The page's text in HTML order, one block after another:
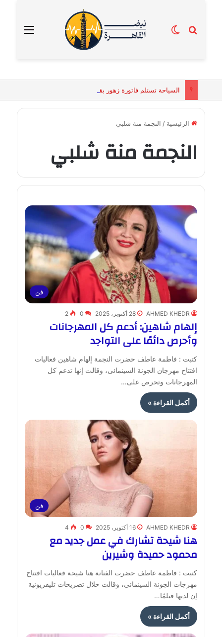
القائمة بحث عنالوضع المظلم
الرئيسية / النجمة منة شلبي
النجمة منة شلبي
فن
AHMED KHEDR 28 أكتوبر، 2025 0
2
إلهام شاهين: أدعم كل المهرجانات
وأحرص دائمًا على التواجد
كتبت : فاطمة عاطف حضرت النجمة إلهام شاهين فعاليات
افتتاح مهرجان الجونة السينمائى، وقالت إنها تدعم كل
المهرجانات وتحرص على…
أكمل القراءة »
فن
AHMED KHEDR 16 أكتوبر، 2025 0
4
هنا شيحة تشارك في عمل جديد مع
محمود حميدة وشيرين
كتبت : فاطمة عاطف حضرت الفنانة هنا شيحة فعاليات افتتاح
مهرجات الجونة السينمائى، وقالت خلال تصريحات تليفزيونية
إن لديها فيلمًا…
أكمل القراءة »